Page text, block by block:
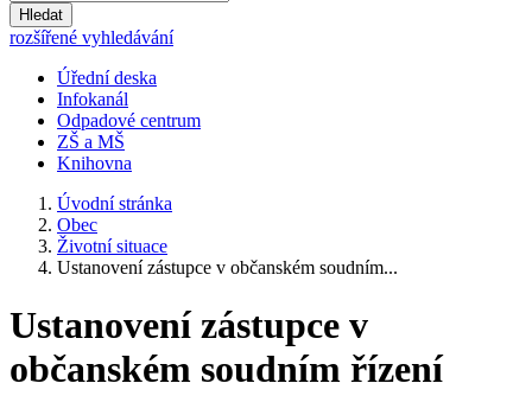
Hledat
rozšířené vyhledávání
Úřední deska
Infokanál
Odpadové centrum
ZŠ a MŠ
Knihovna
Úvodní stránka
Obec
Životní situace
Ustanovení zástupce v občanském soudním...
Ustanovení zástupce v
občanském soudním řízení